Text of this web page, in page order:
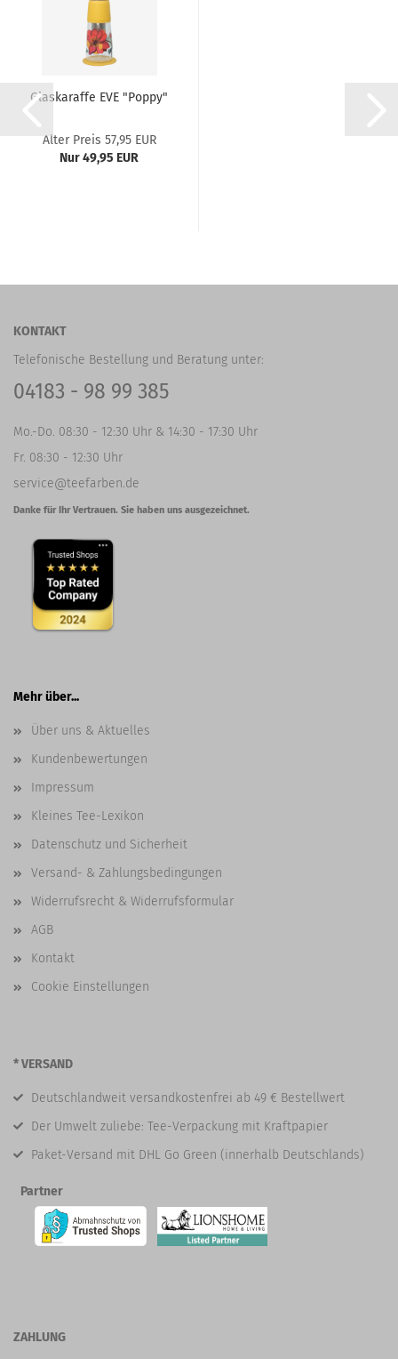
Glaskaraffe EVE "Poppy"
Alter Preis 57,95 EUR
Nur 49,95 EUR
KONTAKT
Telefonische Bestellung und Beratung unter:
04183 - 98 99 385
Mo.-Do. 08:30 - 12:30 Uhr & 14:30 - 17:30 Uhr
Fr. 08:30 - 12:30 Uhr
service@teefarben.de
Danke für Ihr Vertrauen. Sie haben uns ausgezeichnet.
Mehr über...
Über uns & Aktuelles
Kundenbewertungen
Impressum
Kleines Tee-Lexikon
Datenschutz und Sicherheit
Versand- & Zahlungsbedingungen
Widerrufsrecht & Widerrufsformular
AGB
Kontakt
Cookie Einstellungen
* VERSAND
Deutschlandweit versandkostenfrei ab 49 € Bestellwert
Der Umwelt zuliebe: Tee-Verpackung mit Kraftpapier
Paket-Versand mit DHL Go Green (innerhalb Deutschlands)
Partner
ZAHLUNG